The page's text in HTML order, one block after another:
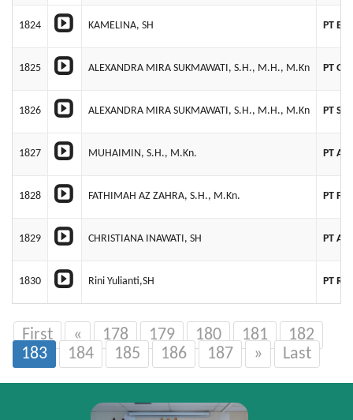
1824 KAMELINA, SH PT
1825 ALEXANDRA MIRA SUKMAWATI, S.H., M.H., M.Kn PT
1826 ALEXANDRA MIRA SUKMAWATI, S.H., M.H., M.Kn PT
1827 MUHAIMIN, S.H., M.Kn. PT
1828 FATHIMAH AZ ZAHRA, S.H., M.Kn. PT
1829 CHRISTIANA INAWATI, SH PT
1830 Rini Yulianti,SH PT
First « 178 179 180 181
182
183
184 185 186 187 » Last